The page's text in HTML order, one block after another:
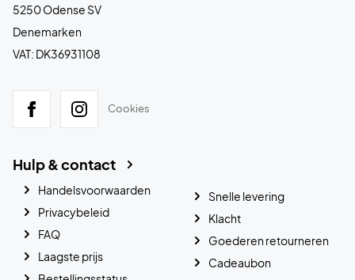
5250 Odense SV
Denemarken
VAT: DK36931108
Cookies
Hulp & contact
Handelsvoorwaarden
Privacybeleid
FAQ
Laagste prijs
Snelle levering
Klacht
Goederen retourneren
Cadeaubon